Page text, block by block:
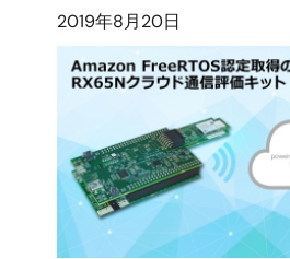
2019年8月20日